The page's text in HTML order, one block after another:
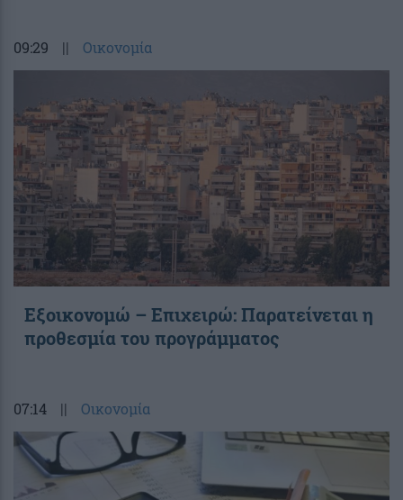
09:29 || Οικονομία
Εξοικονομώ – Επιχειρώ: Παρατείνεται η
προθεσμία του προγράμματος
07:14 || Οικονομία